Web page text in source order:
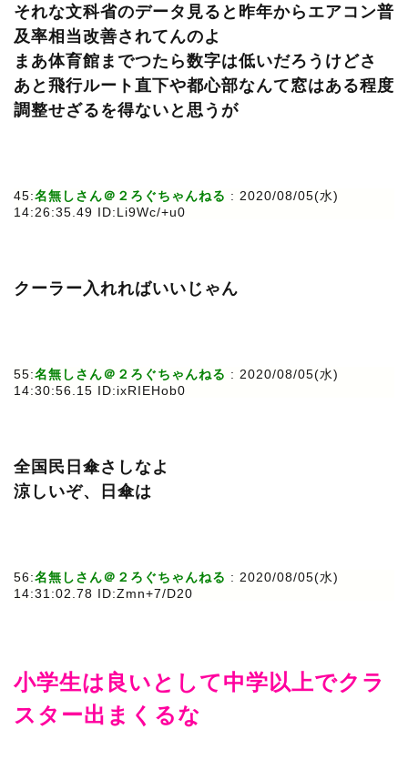
それな文科省のデータ見ると昨年からエアコン普
及率相当改善されてんのよ
まあ体育館までつたら数字は低いだろうけどさ
あと飛行ルート直下や都心部なんて窓はある程度
調整せざるを得ないと思うが
45:名無しさん＠２ろぐちゃんねる : 2020/08/05(水)
14:26:35.49 ID:Li9Wc/+u0
クーラー入れればいいじゃん
55:名無しさん＠２ろぐちゃんねる : 2020/08/05(水)
14:30:56.15 ID:ixRIEHob0
全国民日傘さしなよ
涼しいぞ、日傘は
56:名無しさん＠２ろぐちゃんねる : 2020/08/05(水)
14:31:02.78 ID:Zmn+7/D20
小学生は良いとして中学以上でクラ
スター出まくるな